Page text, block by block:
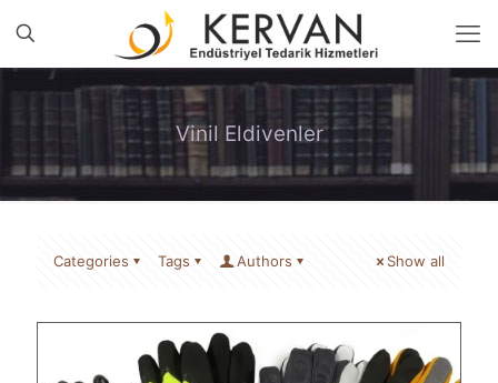
Vinil Eldivenler
Categories Tags Authors Show all